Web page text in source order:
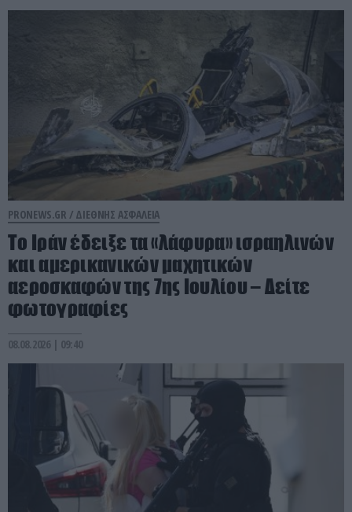
PRONEWS.GR / ΔΙΕΘΝΗΣ ΑΣΦΑΛΕΙΑ
Το Ιράν έδειξε τα «λάφυρα» ισραηλινών
και αμερικανικών μαχητικών
αεροσκαφών της 7ης Ιουλίου – Δείτε
φωτογραφίες
08.08.2026 | 09:40